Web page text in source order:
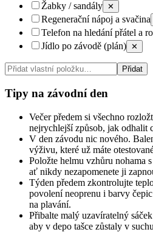
Žabky / sandály ✕
Regenerační nápoj a svačina
Telefon na hledání přátel a
Jídlo po závodě (plán) ✕
Přidat
Tipy na závodní den
Večer předem si všechno
nejrychlejší způsob, jak odhalit
V den závodu nic nového.
výživu, které už máte
Položte helmu vzhůru nohama
ať nikdy nezapomenete ji
Týden předem zkontrolujte
povolení neoprenu i barvy
na plavání.
Přibalte malý uzavíratelný
aby v depo tašce zůstaly v